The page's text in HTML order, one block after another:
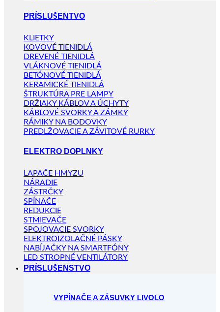
PRÍSLUŠENTVO
KLIETKY
KOVOVÉ TIENIDLÁ
DREVENÉ TIENIDLÁ
VLÁKNOVÉ TIENIDLÁ
BETÓNOVÉ TIENIDLÁ
KERAMICKÉ TIENIDLÁ
ŠTRUKTÚRA PRE LAMPY
DRŽIAKY KÁBLOV A ÚCHYTY
KÁBLOVÉ SVORKY A ZÁMKY
RÁMIKY NA BODOVKY
PREDLŽOVACIE A ZÁVITOVÉ RURKY
ELEKTRO DOPLNKY
LAPAČE HMYZU
NÁRADIE
ZÁSTRČKY
SPÍNAČE
REDUKCIE
STMIEVAČE
SPOJOVACIE SVORKY
ELEKTROIZOLAČNÉ PÁSKY
NABÍJAČKY NA SMARTFÓNY
LED STROPNÉ VENTILÁTORY
PRÍSLUŠENSTVO
VYPÍNAČE A ZÁSUVKY LIVOLO